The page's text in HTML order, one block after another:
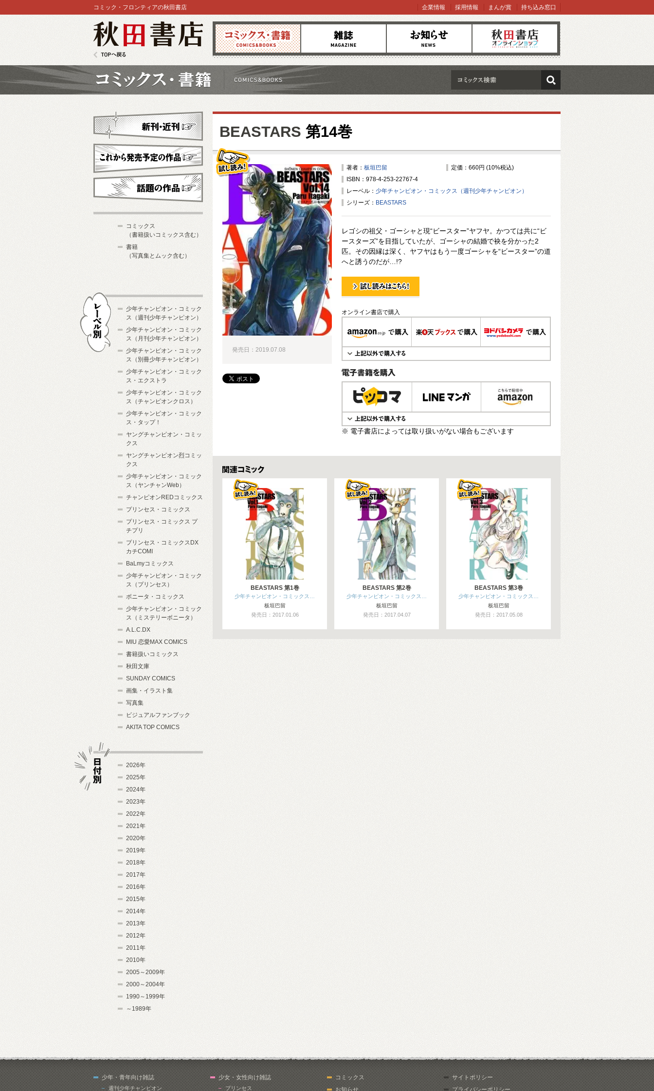
コミックス 雑誌 お知らせ オンラインショップ
コミック・フロンティアの秋田書店 企業情報 採用情報 まんが賞 持ち込み窓口
検索
BEASTARS 第14巻
著者： 板垣巴留
定価：660円 (10%税込)
ISBN：978-4-253-22767-4
レーベル： 少年チャンピオン・コミックス（週刊少年チャンピオン）
シリーズ： BEASTARS
レゴシの祖父・ゴーシャと現“ビースター”ヤフヤ。かつては共に“ビ
ースターズ”を目指していたが、ゴーシャの結婚で袂を分かった2
匹。その因縁は深く、ヤフヤはもう一度ゴーシャを“ビースター”の道
へと誘うのだが…!?
試し読み！
オンライン書店で購入
電子書籍で購入
※ 電子書店によっては取り扱いがない場合もございます
発売日：2019.07.08
関連コミックス
BEASTARS 第1巻
少年チャンピオン・コミックス…
板垣巴留
発売日：2017.01.06
BEASTARS 第2巻
少年チャンピオン・コミックス…
板垣巴留
発売日：2017.04.07
BEASTARS 第3巻
少年チャンピオン・コミックス…
板垣巴留
発売日：2017.05.08
新刊・近刊
これから発売予定
コミックス
（書籍扱いコミックス含む）
書籍
（写真集とムック含む）
少年チャンピオン・コミック
ス（週刊少年チャンピオン）
少年チャンピオン・コミック
ス（月刊少年チャンピオン）
少年チャンピオン・コミック
ス（別冊少年チャンピオン）
少年チャンピオン・コミック
ス・エクストラ
少年チャンピオン・コミック
ス（チャンピオンクロス）
少年チャンピオン・コミック
ス・タップ！
ヤングチャンピオン・コミッ
クス
ヤングチャンピオン烈コミッ
クス
少年チャンピオン・コミック
ス（ヤンチャンWeb）
チャンピオンREDコミックス
プリンセス・コミックス
プリンセス・コミックス プ
チプリ
プリンセス・コミックスDX
カチCOMI
BaLmyコミックス
少年チャンピオン・コミック
ス（プリンセス）
ボニータ・コミックス
少年チャンピオン・コミック
ス（ミステリーボニータ）
A.L.C.DX
MIU 恋愛MAX COMICS
書籍扱いコミックス
秋田文庫
SUNDAY COMICS
画集・イラスト集
写真集
ビジュアルファンブック
AKITA TOP COMICS
2026年
2025年
2024年
2023年
2022年
2021年
2020年
2019年
2018年
2017年
2016年
2015年
2014年
2013年
2012年
2011年
2010年
2005～2009年
2000～2004年
1990～1999年
～1989年
少年・青年向け雑誌
週刊少年チャンピオン
少女・女性向け雑誌
プリンセス
コミックス
お知らせ
サイトポリシー
プライバシーポリシー